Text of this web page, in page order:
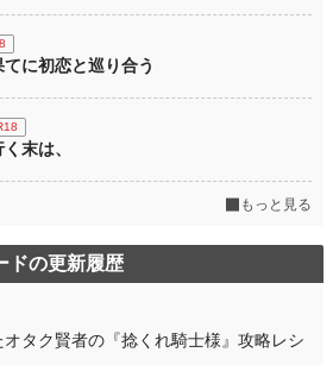
に初恋と巡り合う
末は、
もっと見る
ドの更新履歴
オタク賢者の『捻くれ騎士様』攻略レシ